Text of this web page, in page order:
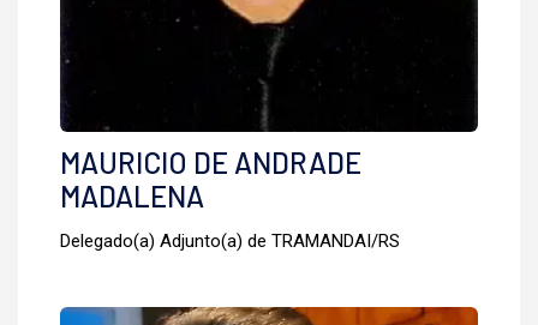
MAURICIO DE ANDRADE
MADALENA
Delegado(a) Adjunto(a) de TRAMANDAI/RS